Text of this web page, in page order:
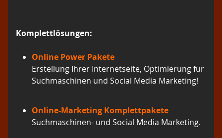
Komplettlösungen:
Online Power Pakete
Erstellung Ihrer Internetseite, Optimierung für
Suchmaschinen und Social Media Marketing!
Online-Marketing Komplettpakete
Suchmaschinen- und Social Media Marketing.